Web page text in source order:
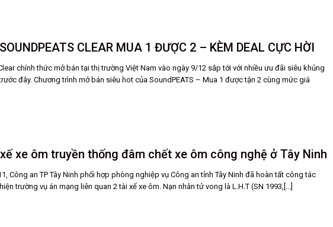
CLEAR MUA 1 ĐƯỢC 2 – KÈM DEAL CỰC HỜI
chính thức mở bán tại thị trường Việt Nam vào ngày 9/12 sắp tới với nhiều ưu đãi siêu khủng
đây. Chương trình mở bán siêu hot của SoundPEATS – Mua 1 được tận 2 cùng mức giá
xe ôm truyền thống đâm chết xe ôm công nghệ ở Tây Ninh
Công an TP Tây Ninh phối hợp phòng nghiệp vụ Công an tỉnh Tây Ninh đã hoàn tất công tác
trường vụ án mạng liên quan 2 tài xế xe ôm. Nạn nhân tử vong là L.H.T (SN 1993,[...]